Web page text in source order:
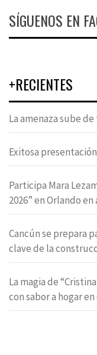
SÍGUENOS EN
+RECIENTES
La amenaza sube
Exitosa
Participa Mara
2026” en Orlando
Cancún se prepara
clave de la
La magia de
con sabor a hogar